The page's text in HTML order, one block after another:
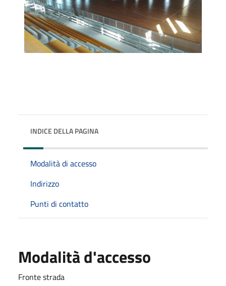
INDICE DELLA PAGINA
Modalità di accesso
Indirizzo
Punti di contatto
Modalità d'accesso
Fronte strada